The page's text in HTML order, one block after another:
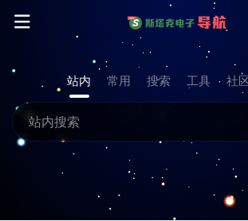
站内 常用 搜索 工具 社